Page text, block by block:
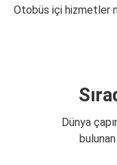
Otobüs içi hizmetler
Dünya